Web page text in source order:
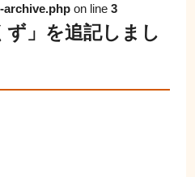
archive.php on line 3
ず」を追記しまし